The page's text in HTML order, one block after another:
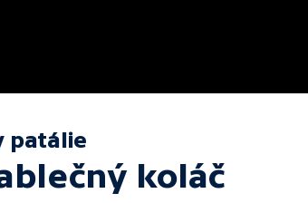
patálie
koláč